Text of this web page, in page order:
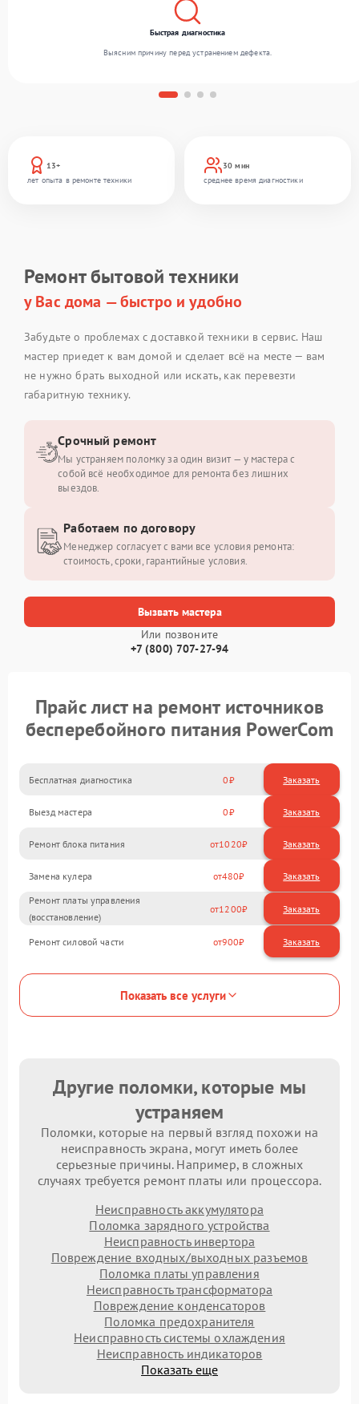
13+
лет опыта в ремонте техники
30 мин
среднее время диагностики
Быстрая диагностика
Выясним причину перед устранением дефекта.
Ремонт бытовой техники
у Вас дома — быстро и удобно
Забудьте о проблемах с доставкой техники в сервис. Наш
мастер приедет к вам домой и сделает всё на месте — вам
не нужно брать выходной или искать, как перевезти
габаритную технику.
Вызвать мастера
Или позвоните
+7 (800) 707-27-94
Срочный ремонт
Мы устраняем поломку за один визит — у мастера с
собой всё необходимое для ремонта без лишних
выездов.
Работаем по договору
Менеджер согласует с вами все условия ремонта:
стоимость, сроки, гарантийные условия.
Прайс лист на ремонт источников
бесперебойного питания PowerCom
Бесплатная диагностика 0 Заказать
Выезд мастера 0 Заказать
Ремонт блока питания 1020
Замена кулера 480
Ремонт платы управления
(восстановление)
1200
Ремонт силовой части 900
Показать все услуги
Другие поломки, которые мы
устраняем
Поломки, которые на первый взгляд похожи на
неисправность экрана, могут иметь более
серьезные причины. Например, в сложных
случаях требуется ремонт платы или процессора.
Неисправность аккумулятора
Поломка зарядного устройства
Неисправность инвертора
Повреждение входных/выходных разъемов
Поломка платы управления
Неисправность трансформатора
Повреждение конденсаторов
Поломка предохранителя
Неисправность системы охлаждения
Неисправность индикаторов
Показать еще